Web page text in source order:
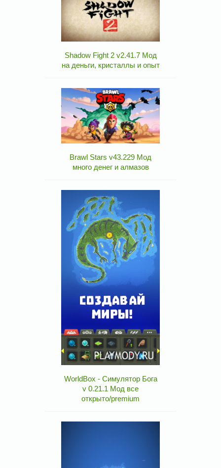
Shadow Fight 2 v2.41.7 Мод
на деньги, кристаллы и опыт
Brawl Stars v43.229 Мод
много денег и алмазов
WorldBox - Симулятор Бога
v 0.21.1 Мод все
открыто/premium